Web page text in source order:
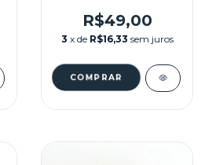
SYSTEM
R$49,00
3 x de R$16,33 sem juros